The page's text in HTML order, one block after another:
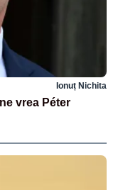
Ionuț Nichita
vrea Péter